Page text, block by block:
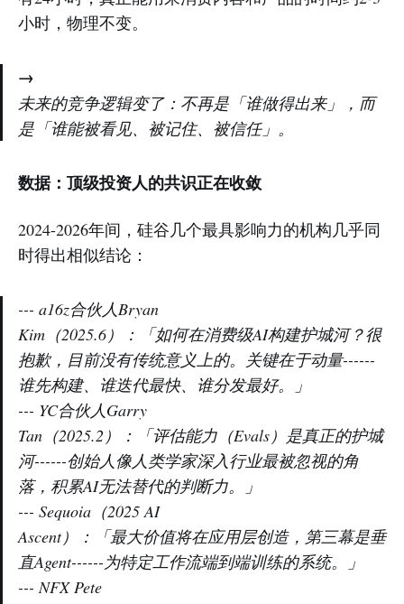
小时，物理不变。
→
未来的竞争逻辑变了：不再是「谁做得出来」，而
是「谁能被看见、被记住、被信任」。
数据：顶级投资人的共识正在收敛
2024-2026年间，硅谷几个最具影响力的机构几乎同
时得出相似结论：
--- a16z合伙人Bryan
Kim（2025.6）：「如何在消费级AI构建护城河？很
抱歉，目前没有传统意义上的。关键在于动量------
谁先构建、谁迭代最快、谁分发最好。」
--- YC合伙人Garry
Tan（2025.2）：「评估能力（Evals）是真正的护城
河------创始人像人类学家深入行业最被忽视的角
落，积累AI无法替代的判断力。」
--- Sequoia（2025 AI
Ascent）：「最大价值将在应用层创造，第三幕是垂
直Agent------为特定工作流端到端训练的系统。」
--- NFX Pete